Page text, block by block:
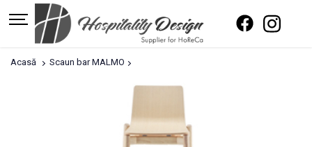
Acasă Scaun bar MALMO